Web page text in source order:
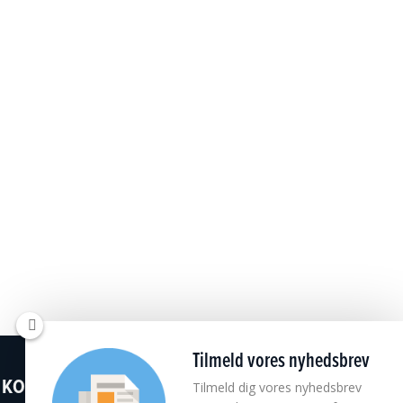
KONTAKT
Tilmeld vores nyhedsbrev
Tilmeld dig vores nyhedsbrev